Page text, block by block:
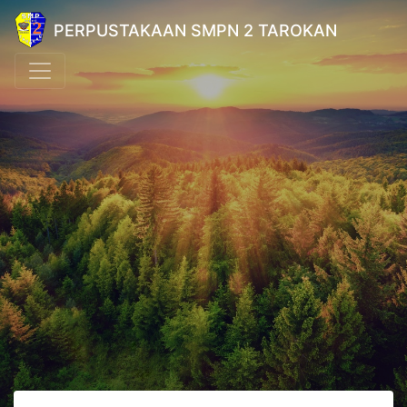
PERPUSTAKAAN SMPN 2 TAROKAN